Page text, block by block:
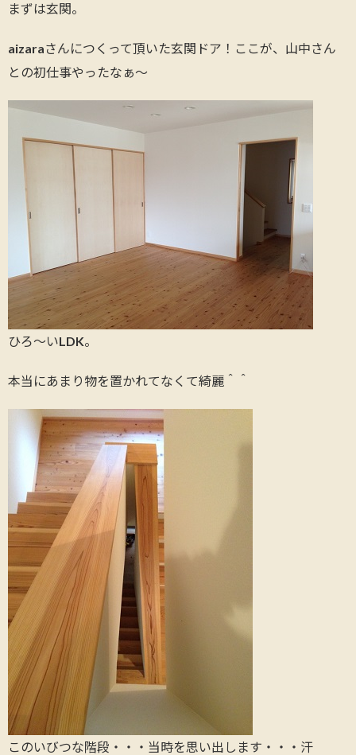
まずは玄関。
aizaraさんにつくって頂いた玄関ドア！ここが、山中さん
との初仕事やったなぁ～
ひろ～いLDK。
本当にあまり物を置かれてなくて綺麗＾＾
このいびつな階段・・・当時を思い出します・・・汗